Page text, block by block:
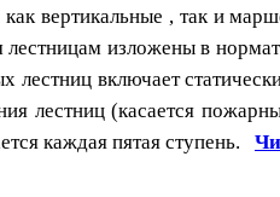
вертикальные , так и
изложены в
включает
лестниц (касается
каждая пятая ступень.